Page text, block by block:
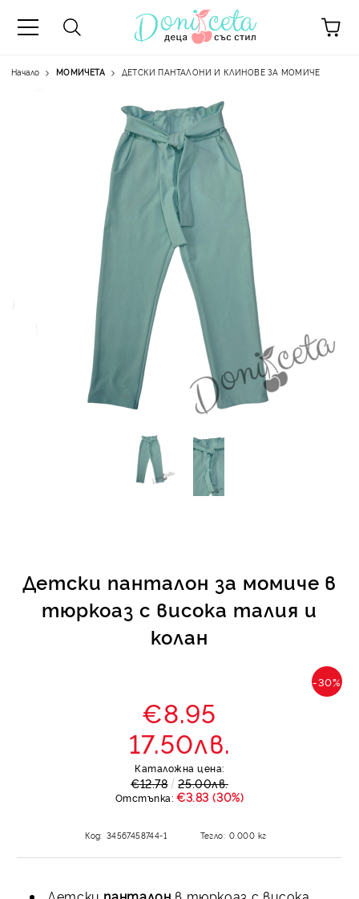
Начало МОМИЧЕТА ДЕТСКИ ПАНТАЛОНИ И КЛИНОВЕ ЗА МОМИЧЕ
Детски панталон за момиче в
тюркоаз с висока талия и
колан
-30%
€8.95
17.50лв.
Каталожна цена:
€12.78 25.00лв.
Отстъпка: €3.83 (30%)
Код: 34567458744-1 Тегло: 0.000 кг